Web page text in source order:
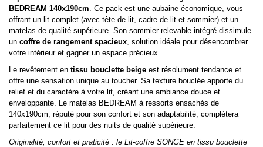
BEDREAM 140x190cm . Ce pack est une aubaine économique, vous
offrant un lit complet (avec tête de lit, cadre de lit et sommier) et un
matelas de qualité supérieure. Son sommier relevable intégré dissimule
un coffre de rangement spacieux , solution idéale pour désencombrer
votre intérieur et gagner un espace précieux.
Le revêtement en tissu bouclette beige est résolument tendance et
offre une sensation unique au toucher. Sa texture bouclée apporte du
relief et du caractère à votre lit, créant une ambiance douce et
enveloppante. Le matelas BEDREAM à ressorts ensachés de
140x190cm, réputé pour son confort et son adaptabilité, complétera
parfaitement ce lit pour des nuits de qualité supérieure.
Originalité, confort et praticité : le Lit-coffre SONGE en tissu bouclette